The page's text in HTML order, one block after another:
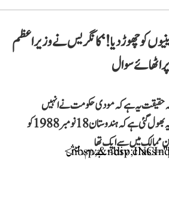
کو چھوڑ دیا!‘ کانگریس نے وزیر اعظم
اٹھائے سوال
حقیقت یہ ہے کہ مودی حکومت نے انہیں
(فلسطینیوں کو) چھوڑ دیا ہے، وہ یہ بھول گئی ہے کہ ہندوستان 18 نومبر 1988 کو
ممالک میں سے ایک تھا